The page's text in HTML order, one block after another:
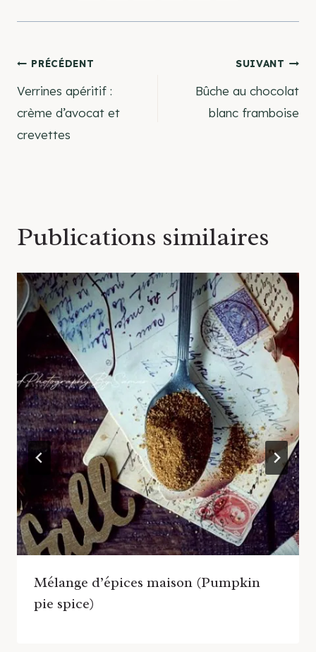
Navigation
de
l’article
PRÉCÉDENT
Verrines apéritif :
crème d’avocat et
crevettes
SUIVANT
Bûche au chocolat
blanc framboise
Publications similaires
Mélange d’épices maison (Pumpkin
pie spice)